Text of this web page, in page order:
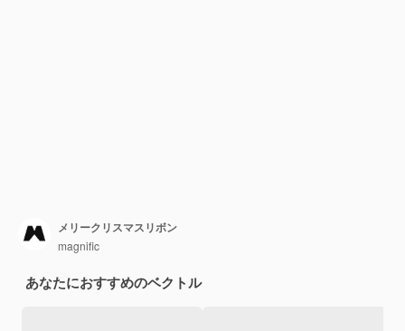
メリークリスマスリボン
magnific
あなたにおすすめのベクトル